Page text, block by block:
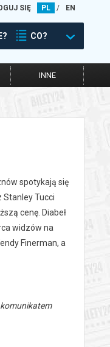
SIĘ PL / EN
CO?
INNE
spotykają się
Stanley Tucci
cenę. Diabeł
widzów na
Finerman, a